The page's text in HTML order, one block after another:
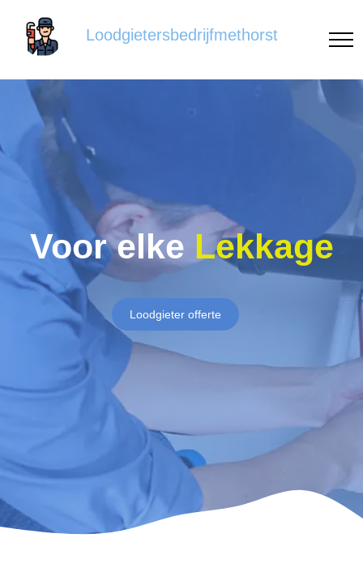
Loodgietersbedrijfmethorst
Voor elke Lekkage
Loodgieter offerte